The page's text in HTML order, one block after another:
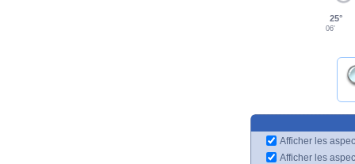
25°
06'
Afficher les
Afficher les